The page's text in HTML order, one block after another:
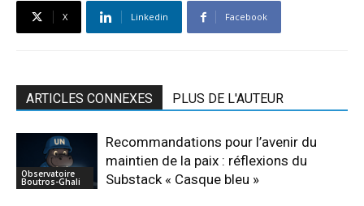
X Linkedin Facebook
ARTICLES CONNEXES PLUS DE L'AUTEUR
Observatoire
Boutros-Ghali
Recommandations pour l’avenir du
maintien de la paix : réflexions du
Substack « Casque bleu »